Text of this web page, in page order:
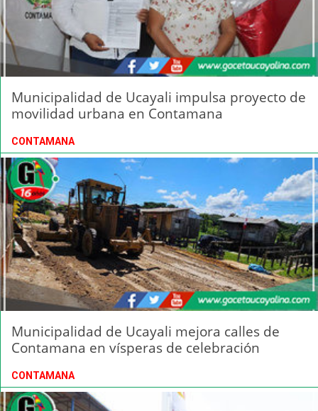
Municipalidad de Ucayali impulsa proyecto de
movilidad urbana en Contamana
CONTAMANA
Municipalidad de Ucayali mejora calles de
Contamana en vísperas de celebración
CONTAMANA